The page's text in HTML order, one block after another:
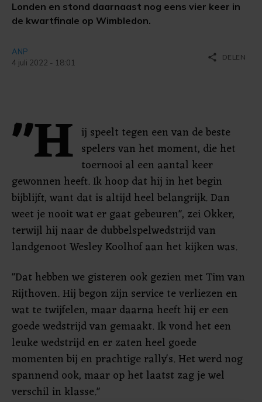
Londen en stond daarnaast nog eens vier keer in
de kwartfinale op Wimbledon.
ANP
4 juli 2022 - 18:01
share DELEN
"H ij speelt tegen een van de beste
spelers van het moment, die het
toernooi al een aantal keer
gewonnen heeft. Ik hoop dat hij in het begin
bijblijft, want dat is altijd heel belangrijk. Dan
weet je nooit wat er gaat gebeuren", zei Okker,
terwijl hij naar de dubbelspelwedstrijd van
landgenoot Wesley Koolhof aan het kijken was.
"Dat hebben we gisteren ook gezien met Tim van
Rijthoven. Hij begon zijn service te verliezen en
wat te twijfelen, maar daarna heeft hij er een
goede wedstrijd van gemaakt. Ik vond het een
leuke wedstrijd en er zaten heel goede
momenten bij en prachtige rally's. Het werd nog
spannend ook, maar op het laatst zag je wel
verschil in klasse."